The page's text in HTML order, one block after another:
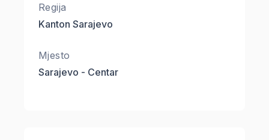
Regija
Kanton Sarajevo
Mjesto
Sarajevo - Centar